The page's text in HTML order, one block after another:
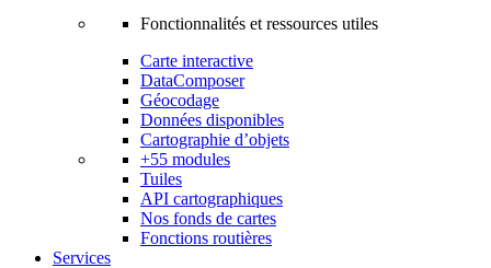
Fonctionnalités et ressources utiles
Carte interactive
DataComposer
Géocodage
Données disponibles
Cartographie d’objets
+55 modules
Tuiles
API cartographiques
Nos fonds de cartes
Fonctions routières
Services